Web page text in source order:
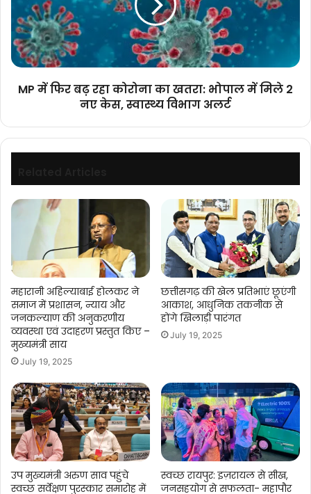
कोरोना
का
खतरा:
भोपाल
मिले
नए
केस,
स्वास्थ्य
अलर्ट
MP में फिर बढ़ रहा कोरोना का खतरा: भोपाल में मिले 2
नए केस, स्वास्थ्य विभाग अलर्ट
महारानी अहिल्याबाई होलकर ने
समाज में प्रशासन, न्याय और
जनकल्याण की अनुकरणीय
व्यवस्था एवं उदाहरण प्रस्तुत किए –
मुख्यमंत्री साय
July 19, 2025
छत्तीसगढ़ की खेल प्रतिभाएं छूएंगी
आकाश, आधुनिक तकनीक से
होंगे खिलाड़ी पारंगत
July 19, 2025
उप मुख्यमंत्री अरुण साव पहुंचे
स्वच्छ सर्वेक्षण पुरस्कार समारोह में
स्वच्छ रायपुर: इज़रायल से सीख,
जनसहयोग से सफलता- महापौर